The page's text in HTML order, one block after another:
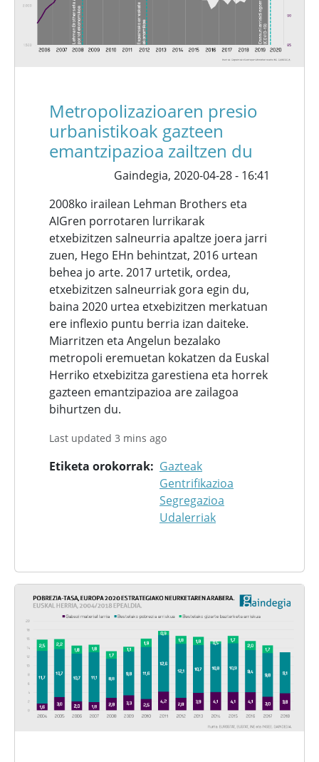
Metropolizazioaren presio
urbanistikoak gazteen
emantzipazioa zailtzen du
Gaindegia, 2020-04-28 - 16:41
2008ko irailean Lehman Brothers eta
AIGren porrotaren lurrikarak
etxebizitzen salneurria apaltze joera jarri
zuen, Hego EHn behintzat, 2016 urtean
behea jo arte. 2017 urtetik, ordea,
etxebizitzen salneurriak gora egin du,
baina 2020 urtea etxebizitzen merkatuan
ere inflexio puntu berria izan daiteke.
Miarritzen eta Angelun bezalako
metropoli eremuetan kokatzen da Euskal
Herriko etxebizitza garestiena eta horrek
gazteen emantzipazioa are zailagoa
bihurtzen du.
Last updated 3 mins ago
Etiketa orokorrak
Gazteak
Gentrifikazioa
Segregazioa
Udalerriak